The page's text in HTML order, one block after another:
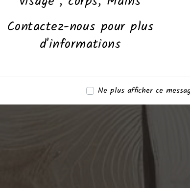
Contactez-nous pour plus
d'informations
Ne plus afficher ce